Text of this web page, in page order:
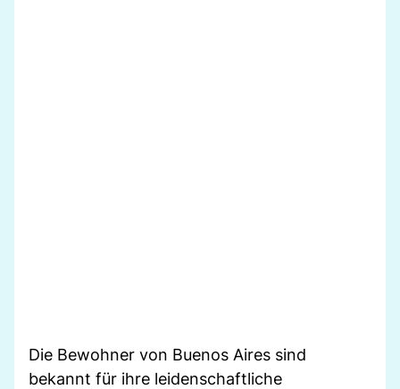
Die Bewohner von Buenos Aires sind
bekannt für ihre leidenschaftliche